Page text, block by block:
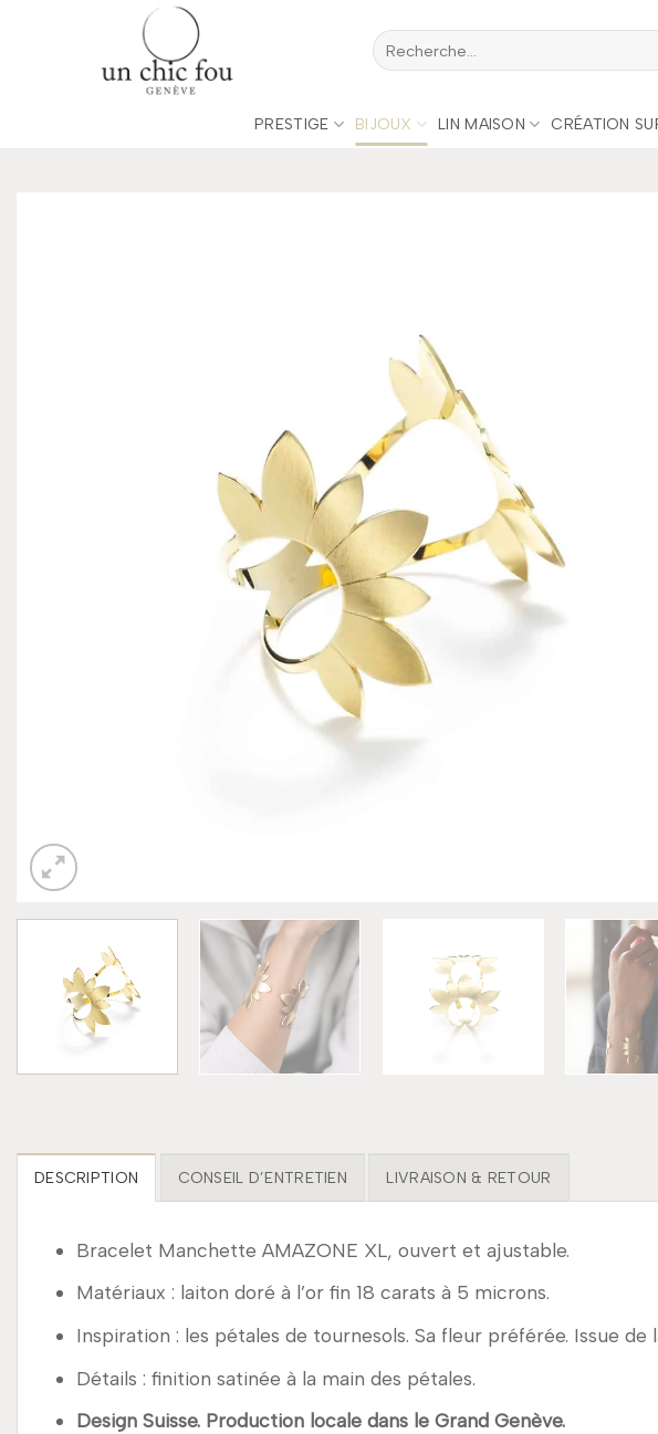
Recherche
pour :
PRESTIGE BIJOUX LIN MAISON CRÉATION
DESCRIPTION CONSEIL D’ENTRETIEN LIVRAISON & RETOUR
Bracelet Manchette AMAZONE XL, ouvert et ajustable.
Matériaux : laiton doré à l’or fin 18 carats à 5 microns.
Inspiration : les pétales de tournesols. Sa fleur préférée. Issue
Détails : finition satinée à la main des pétales.
Design Suisse. Production locale dans le Grand Genève.